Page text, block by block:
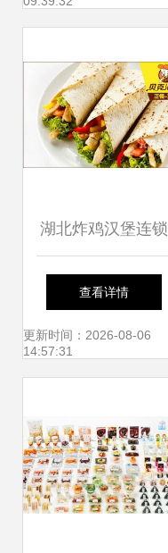
湖北炸鸡汉堡连锁
餐饮管理的本地化
运营与实践
查看详情
更新时间：2026-08-06
14:57:31